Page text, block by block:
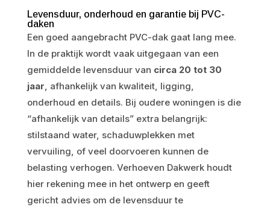
Levensduur, onderhoud en garantie bij PVC-
daken
Een goed aangebracht PVC-dak gaat lang mee.
In de praktijk wordt vaak uitgegaan van een
gemiddelde levensduur van circa 20 tot 30
jaar, afhankelijk van kwaliteit, ligging,
onderhoud en details. Bij oudere woningen is die
“afhankelijk van details” extra belangrijk:
stilstaand water, schaduwplekken met
vervuiling, of veel doorvoeren kunnen de
belasting verhogen. Verhoeven Dakwerk houdt
hier rekening mee in het ontwerp en geeft
gericht advies om de levensduur te